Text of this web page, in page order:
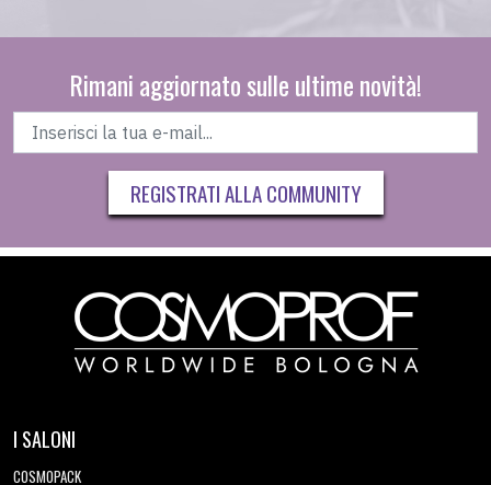
Rimani aggiornato sulle ultime novità!
REGISTRATI ALLA COMMUNITY
I SALONI
COSMOPACK